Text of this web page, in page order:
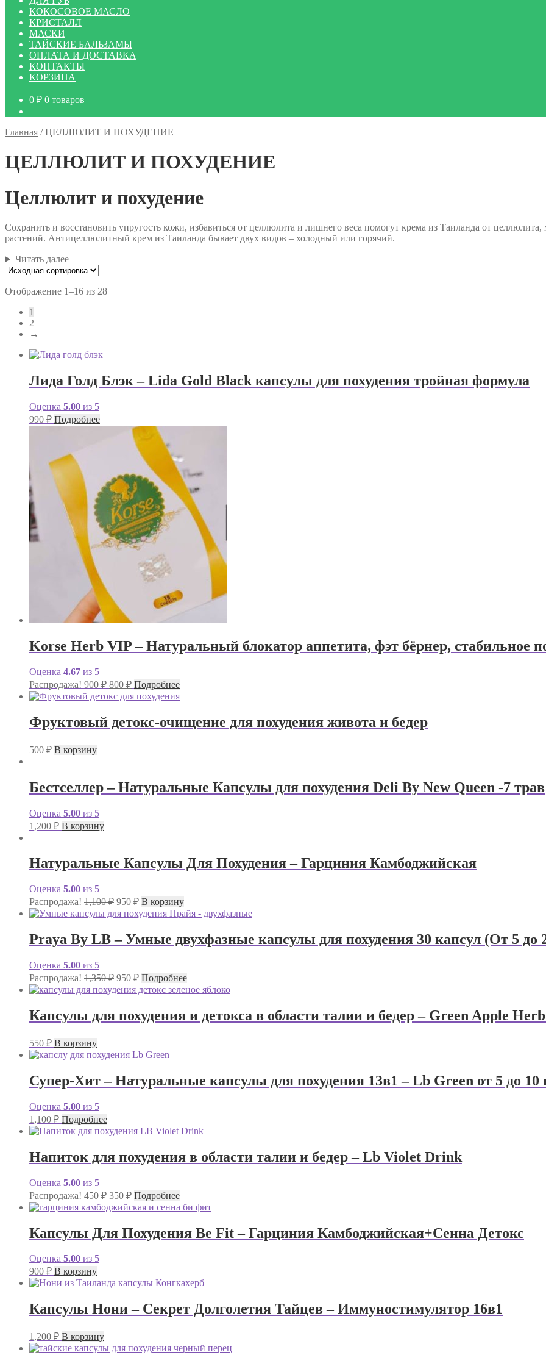
КОКОСОВОЕ МАСЛО
КРИСТАЛЛ
МАСКИ
ТАЙСКИЕ БАЛЬЗАМЫ
ОПЛАТА И ДОСТАВКА
КОНТАКТЫ
КОРЗИНА
0 ₽ 0 товаров
Главная /ЦЕЛЛЮЛИТ И ПОХУДЕНИЕ
ЦЕЛЛЮЛИТ И ПОХУДЕНИЕ
Целлюлит и похудение
Сохранить и восстановить упругость кожи, избавиться от целлюлита и лишнего веса помогут крема из Таиланда от
растений. Антицеллюлитный крем из Таиланда бывает двух видов – холодный или горячий.
Читать далее
Отображение 1–16 из 28
1
2
→
Лида Голд Блэк – Lida Gold Black капсулы для похудения тройная формула
Оценка 5.00 из 5
990 ₽ Подробнее
Korse Herb VIP – Натуральный блокатор аппетита, фэт бёрнер, стабильное
Оценка 4.67 из 5
Распродажа! 900₽ Первоначальная
цена
составляла
800 ₽Текущая
цена:
Подробнее
Фруктовый детокс-очищение для похудения живота и бедер
500 ₽ В корзину
Бестселлер – Натуральные Капсулы для похудения Deli By New Queen -7 трав
Оценка 5.00 из 5
1,200 ₽ В корзину
Натуральные Капсулы Для Похудения – Гарциния Камбоджийская
Оценка 5.00 из 5
Распродажа! 1,100₽ Первоначальная
цена
составляла
1,100 ₽.
950 ₽Текущая
цена:
В корзину
Praya By LB – Умные двухфазные капсулы для похудения 30 капсул (От 5 до
Оценка 5.00 из 5
Распродажа! 1,350₽ Первоначальная
цена
составляла
950 ₽Текущая
цена:
Подробнее
Капсулы для похудения и детокса в области талии и бедер – Green Apple
550 ₽ В корзину
Супер-Хит – Натуральные капсулы для похудения 13в1 – Lb Green от 5 до 10
Оценка 5.00 из 5
1,100 ₽ Подробнее
Напиток для похудения в области талии и бедер – Lb Violet Drink
Оценка 5.00 из 5
Распродажа! 450₽ Первоначальная
цена
составляла
450 ₽.
350 ₽Текущая
цена:
Подробнее
Капсулы Для Похудения Be Fit – Гарциния Камбоджийская+Сенна Детокс
Оценка 5.00 из 5
900 ₽ В корзину
Капсулы Нони – Секрет Долголетия Тайцев – Иммуностимулятор 16в1
1,200 ₽ В корзину